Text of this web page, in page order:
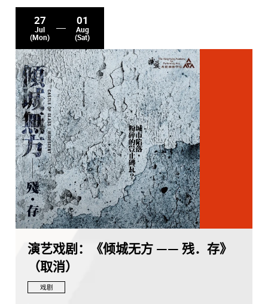
27
Jul
(Mon)
01
Aug
(Sat)
演艺戏剧：《倾城无方 —— 残．存》
（取消）
戏剧